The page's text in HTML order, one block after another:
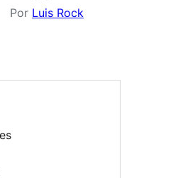
Por Luis Rock